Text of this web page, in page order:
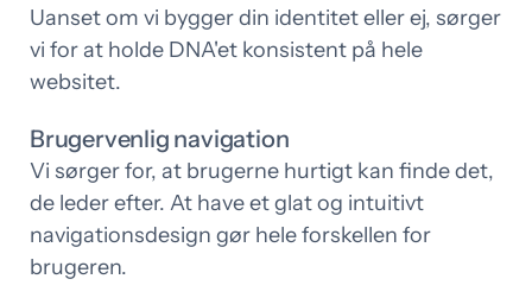
Uanset om vi bygger din identitet eller ej, sørger
vi for at holde DNA'et konsistent på hele
websitet.
Brugervenlig navigation
Vi sørger for, at brugerne hurtigt kan finde det,
de leder efter. At have et glat og intuitivt
navigationsdesign gør hele forskellen for
brugeren.